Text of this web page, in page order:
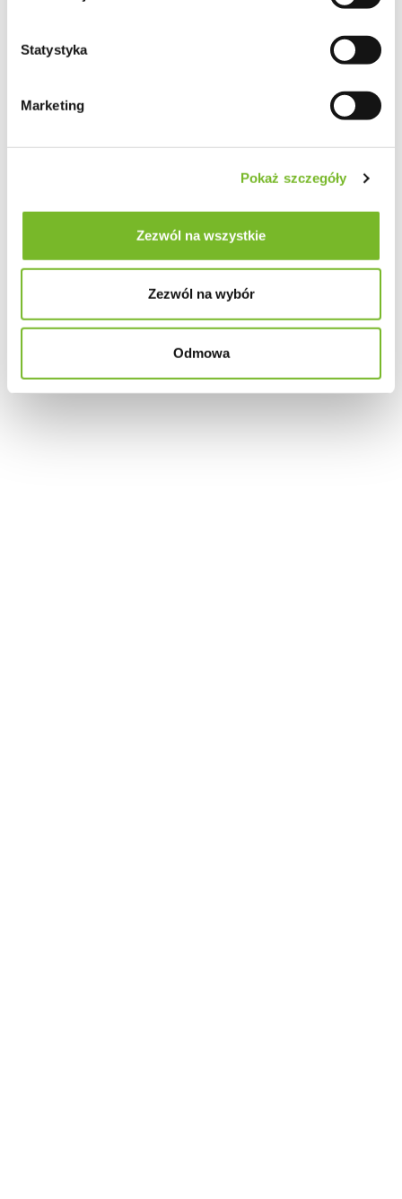
Statystyka
Marketing
Pokaż szczegóły
Zezwól na wszystkie
Zezwól na wybór
Odmowa